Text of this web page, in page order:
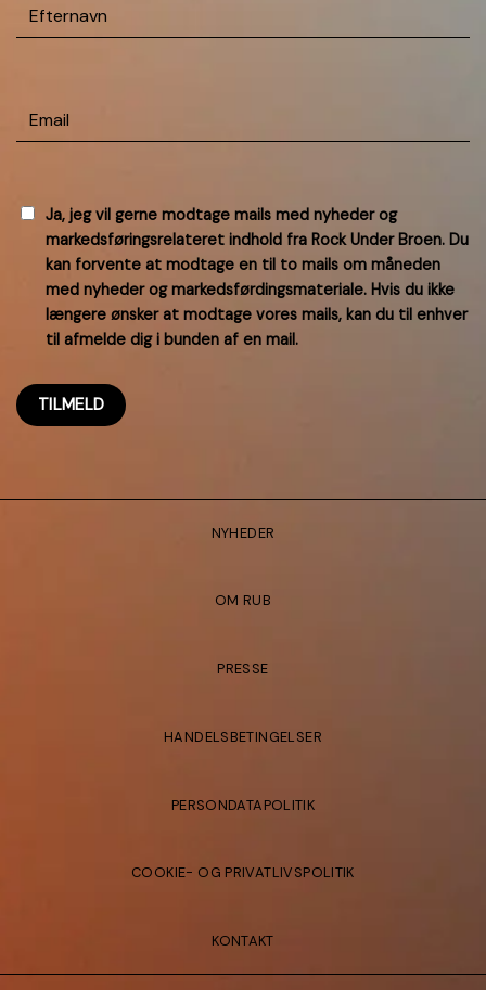
GODKEND
NYHEDER(PÅKRÆVET)
Ja, jeg vil gerne modtage mails med nyheder og
markedsføringsrelateret indhold fra Rock Under Broen. Du
kan forvente at modtage en til to mails om måneden
med nyheder og markedsførdingsmateriale. Hvis du ikke
længere ønsker at modtage vores mails, kan du til enhver
til afmelde dig i bunden af en mail.
NYHEDER
OM RUB
PRESSE
HANDELSBETINGELSER
PERSONDATAPOLITIK
COOKIE- OG PRIVATLIVSPOLITIK
KONTAKT